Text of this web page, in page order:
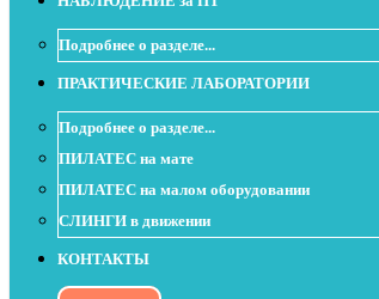
Подробнее о разделе...
ПРАКТИЧЕСКИЕ ЛАБОРАТОРИИ
Подробнее о разделе...
ПИЛАТЕС на мате
ПИЛАТЕС на малом оборудовании
СЛИНГИ в движении
КОНТАКТЫ